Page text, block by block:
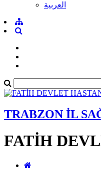
العربية
TRABZON İL
FATİH